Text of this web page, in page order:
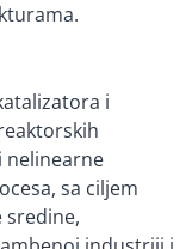
i
nelinearne
sa ciljem
sredine,